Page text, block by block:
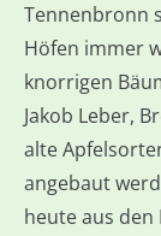
Tennenbronn
Höfen immer
knorrigen
Jakob Leber,
alte
angebaut
heute aus den